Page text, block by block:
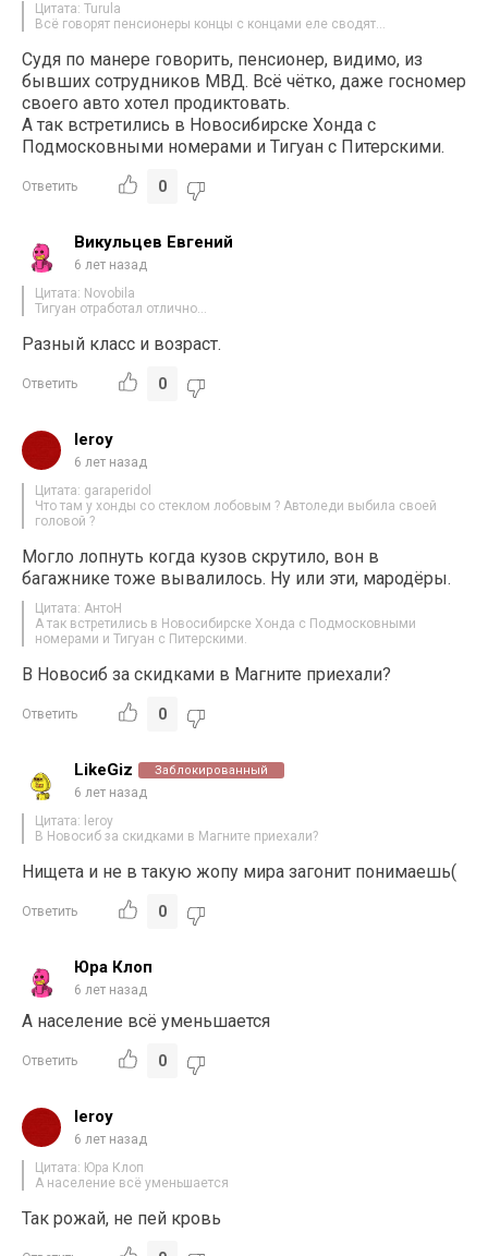
Цитата: Turula
Всё говорят пенсионеры концы с концами еле сводят…
Судя по манере говорить, пенсионер, видимо, из
бывших сотрудников МВД. Всё чётко, даже госномер
своего авто хотел продиктовать.
А так встретились в Новосибирске Хонда с
Подмосковными номерами и Тигуан с Питерскими.
Ответить 0
Викульцев Евгений
6 лет назад
Цитата: Novobila
Тигуан отработал отлично…
Разный класс и возраст.
Ответить 0
leroy
6 лет назад
Цитата: garaperidol
Что там у хонды со стеклом лобовым ? Автоледи выбила своей
головой ?
Могло лопнуть когда кузов скрутило, вон в
багажнике тоже вывалилось. Ну или эти, мародёры.
Цитата: АнтоН
А так встретились в Новосибирске Хонда с Подмосковными
номерами и Тигуан с Питерскими.
В Новосиб за скидками в Магните приехали?
Ответить 0
LikeGiz Заблокированный
6 лет назад
Цитата: leroy
В Новосиб за скидками в Магните приехали?
Нищета и не в такую жопу мира загонит понимаешь(
Ответить 0
Юра Клоп
6 лет назад
А население всё уменьшается
Ответить 0
leroy
6 лет назад
Цитата: Юра Клоп
А население всё уменьшается
Так рожай, не пей кровь